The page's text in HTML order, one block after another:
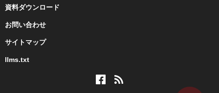
資料ダウンロード
お問い合わせ
サイトマップ
llms.txt